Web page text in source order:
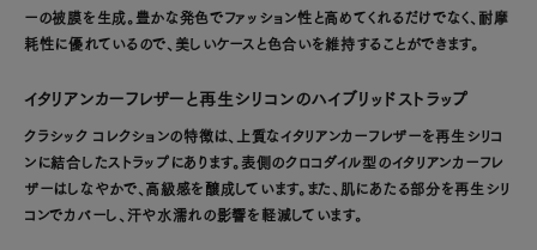
ーの被膜を生成。豊かな発色でファッション性と高めてくれるだけでなく、耐摩
耗性に優れているので、美しいケースと色合いを維持することができます。
イタリアンカーフレザーと再生シリコンのハイブリッドストラップ
クラシック コレクションの特徴は、上質なイタリアンカーフレザーを再生シリコ
ンに結合したストラップにあります。表側のクロコダイル型のイタリアンカーフレ
ザーはしなやかで、高級感を醸成しています。また、肌にあたる部分を再生シリ
コンでカバーし、汗や水濡れの影響を軽減しています。